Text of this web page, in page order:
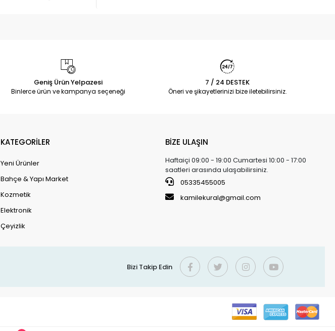
Geniş Ürün Yelpazesi
Binlerce ürün ve kampanya seçeneği
7 / 24 DESTEK
Öneri ve şikayetlerinizi bize iletebilirsiniz.
KATEGORİLER
Yeni Ürünler
Bahçe & Yapı Market
Kozmetik
Elektronik
Çeyizlik
BİZE ULAŞIN
Haftaiçi 09:00 - 19:00 Cumartesi 10:00 - 17:00
saatleri arasında ulaşabilirsiniz.
05335455005
kamilekural@gmail.com
Bizi Takip Edin